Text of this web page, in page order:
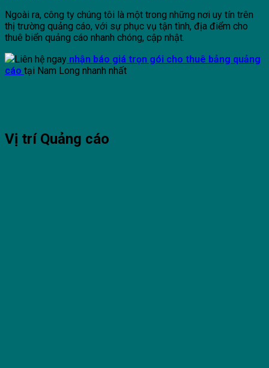
Ngoài ra, công ty chúng tôi là một trong những nơi uy tín trên
thị trường quảng cáo, với sự phục vụ tận tình, địa điểm cho
thuê biển quảng cáo nhanh chóng, cập nhật.
Liên hệ ngay nhận báo giá trọn gói cho thuê bảng quảng
cáo tại Nam Long nhanh nhất
Vị trí Quảng cáo